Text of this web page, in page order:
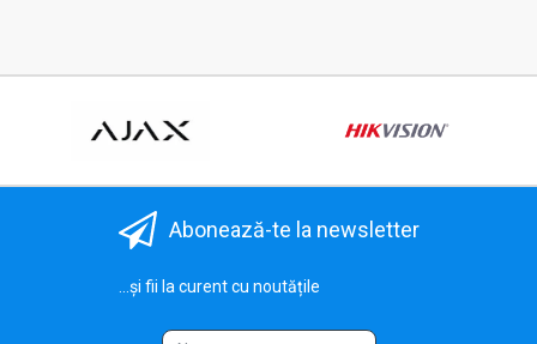
Abonează-te la newsletter
...și fii la curent cu noutățile